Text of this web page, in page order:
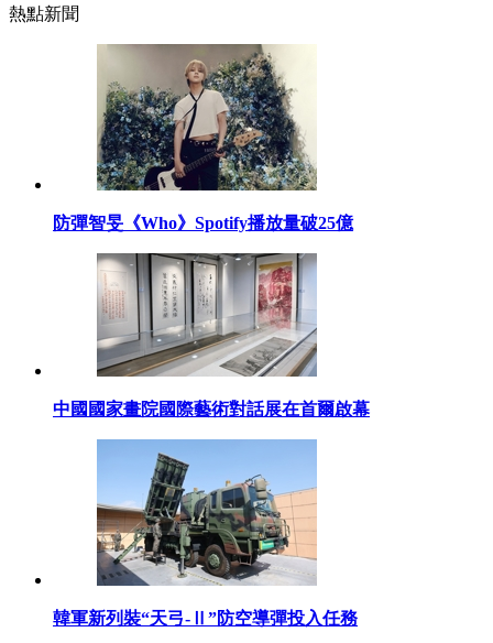
熱點新聞
防彈智旻《Who》Spotify播放量破25億
中國國家畫院國際藝術對話展在首爾啟幕
韓軍新列裝“天弓-Ⅱ”防空導彈投入任務